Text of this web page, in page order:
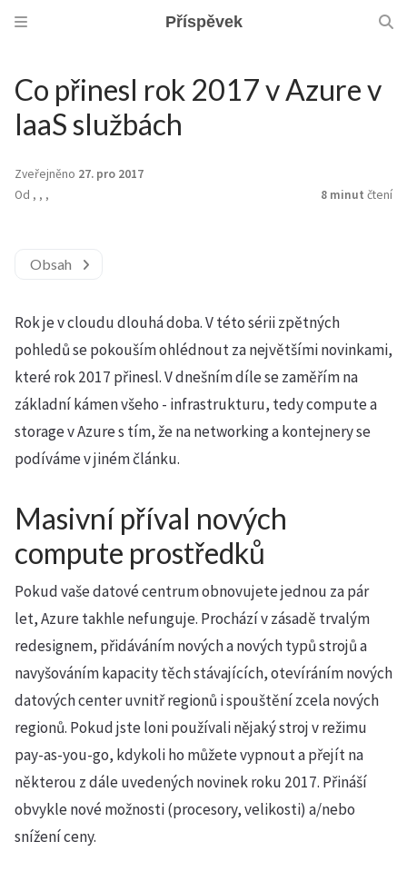
Příspěvek
Co přinesl rok 2017 v Azure v
IaaS službách
Zveřejněno 27. pro 2017
Od , , , 8 minut čtení
Obsah
Rok je v cloudu dlouhá doba. V této sérii zpětných
pohledů se pokouším ohlédnout za největšími novinkami,
které rok 2017 přinesl. V dnešním díle se zaměřím na
základní kámen všeho - infrastrukturu, tedy compute a
storage v Azure s tím, že na networking a kontejnery se
podíváme v jiném článku.
Masivní příval nových
compute prostředků
Pokud vaše datové centrum obnovujete jednou za pár
let, Azure takhle nefunguje. Prochází v zásadě trvalým
redesignem, přidáváním nových a nových typů strojů a
navyšováním kapacity těch stávajících, otevíráním nových
datových center uvnitř regionů i spouštění zcela nových
regionů. Pokud jste loni používali nějaký stroj v režimu
pay-as-you-go, kdykoli ho můžete vypnout a přejít na
některou z dále uvedených novinek roku 2017. Přináší
obvykle nové možnosti (procesory, velikosti) a/nebo
snížení ceny.